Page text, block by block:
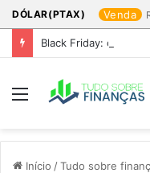
DÓLAR(PTAX) Venda
Black Friday: os
Menu
Início /Tudo sobre